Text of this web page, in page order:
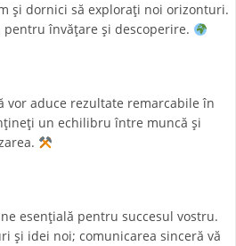
și dornici să explorați noi orizonturi.
pentru învățare și descoperire.
vor aduce rezultate remarcabile în
un echilibru între muncă și
esențială pentru succesul vostru.
și idei noi; comunicarea sinceră vă